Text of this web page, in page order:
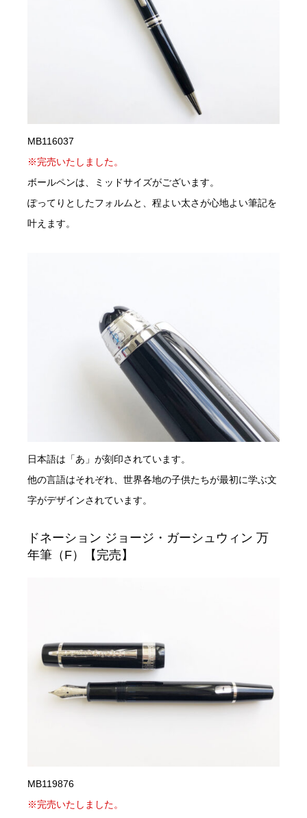
MB116037
※完売いたしました。
ボールペンは、ミッドサイズがございます。
ぽってりとしたフォルムと、程よい太さが心地よい筆記を
叶えます。
日本語は「あ」が刻印されています。
他の言語はそれぞれ、世界各地の子供たちが最初に学ぶ文
字がデザインされています。
ドネーション ジョージ・ガーシュウィン 万
年筆（F）【完売】
MB119876
※完売いたしました。